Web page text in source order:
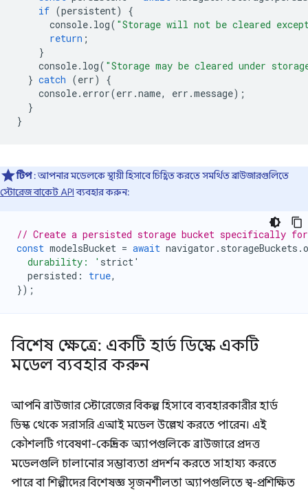
if (persistent)
{
console. log( "Storage will not be cleared
return ;
}
console. log( "Storage may be cleared under
} catch (err)
{
console. error(err .name, err .message);
}
}
টিপ: আপনার মডেলকে স্থায়ী হিসাবে চিহ্নিত করতে সমর্থিত ব্রাউজারগুলিতে
স্টোরেজ বাকেট APIব্যবহার করুন:
// Create a persisted storage bucket specifically for
const modelsBucket = await navigator . storageBuckets .
  durability: '
strict'
persisted : true,
});
বিশেষ ক্ষেত্রে: একটি হার্ড ডিস্কে একটি
মডেল ব্যবহার করুন
আপনি ব্রাউজার স্টোরেজের বিকল্প হিসাবে ব্যবহারকারীর হার্ড
ডিস্ক থেকে সরাসরি এআই মডেল উল্লেখ করতে পারেন। এই
কৌশলটি গবেষণা-কেন্দ্রিক অ্যাপগুলিকে ব্রাউজারে প্রদত্ত
মডেলগুলি চালানোর সম্ভাব্যতা প্রদর্শন করতে সাহায্য করতে
পারে বা শিল্পীদের বিশেষজ্ঞ সৃজনশীলতা অ্যাপগুলিতে স্ব-প্রশিক্ষিত